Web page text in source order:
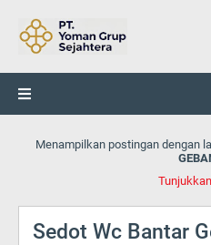
Menampilkan postingan dengan
Sedot Wc Bantar